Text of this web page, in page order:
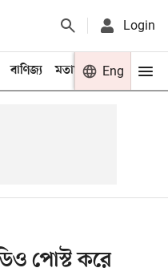
Login
বাণিজ্য মতামত খেলা
Eng
পোস্ট করে